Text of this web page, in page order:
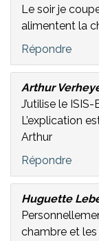
Le soir je
alimentent la
Répondre
Arthur
J’utilise le
L’explication
Arthur
Répondre
Huguette
chambre et les